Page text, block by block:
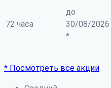
72 часа
до
30/08/2026
*
* Посмотреть все акции